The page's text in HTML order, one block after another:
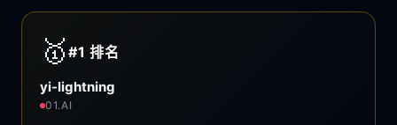
🥇 #1排名
yi-lightning
01.AI